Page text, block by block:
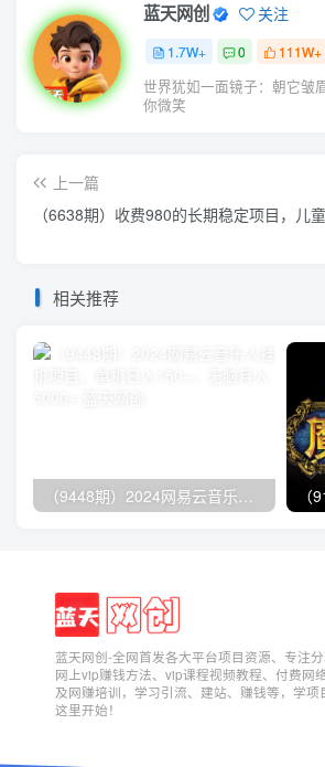
蓝天网创 关注
1.7W+ 0 111W+
世界犹如一面镜子：朝它皱
你微笑
上一篇
（6638期）收费980的长期稳定项目，儿
相关推荐
（9448期）2024网易云音乐人挂机项目，单机日入150+，无脑月入5000+
蓝天网创-全网首发各大平台项目资源、专注
网上vip赚钱方法、vip课程视频教程、付费网
及网赚培训，学习引流、建站、赚钱等，学项
这里开始！